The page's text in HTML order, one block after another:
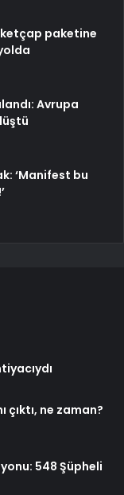
paketine
Avrupa
‘Manifest bu
çıktı, ne zaman?
548 Şüpheli